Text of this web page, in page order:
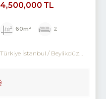
4,500,000 TL
60m² 2
Türkiye İstanbul / Beylikdüzü